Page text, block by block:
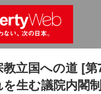
立国への道 [
生む議院内閣